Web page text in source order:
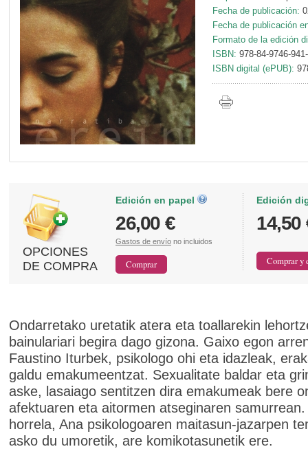
Fecha de publicación:
Fecha de publicación
Formato de la edición
ISBN: 978-84-9746-
ISBN digital (ePUB):
OPCIONES
DE COMPRA
Edición en papel
26,00 €
Gastos de envío no incluidos
Edición
14,50
Ondarretako uretatik atera eta toallarekin
bainulariari begira dago gizona. Gaixo egon
Faustino Iturbek, psikologo ohi eta idazleak,
galdu emakumeentzat. Sexualitate baldar eta
aske, lasaiago sentitzen dira emakumeak bere
afektuaren eta aitormen atseginaren
horrela, Ana psikologoaren maitasun-jazarpen
asko du umoretik, are komikotasunetik ere.